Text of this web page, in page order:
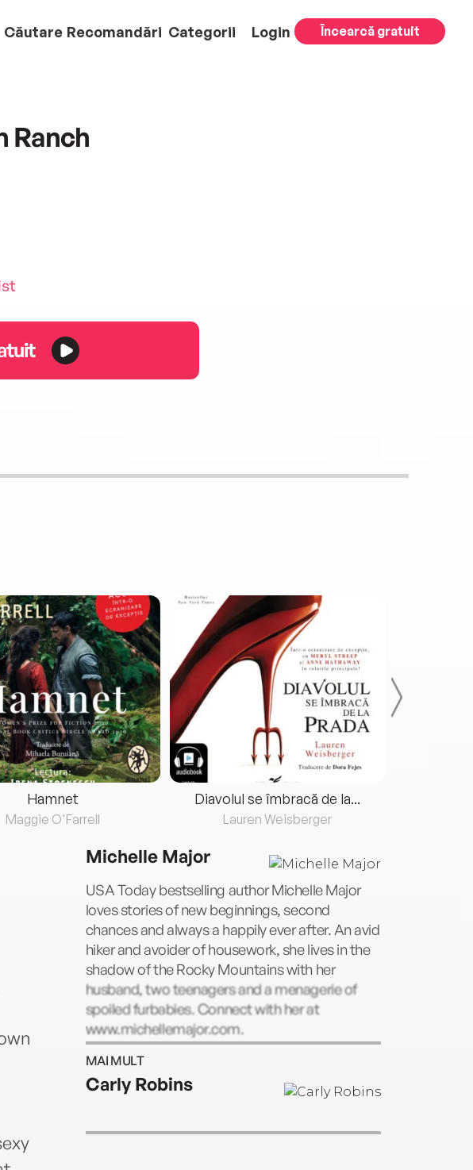
Căutare Recomandări Categorii Login Încearcă gratuit
Ranch
Hamnet
Maggie O'Farrell
Diavolul se îmbracă de la...
Lauren Weisberger
Michelle Major
USA Today bestselling author Michelle Major
loves stories of new beginnings, second
chances and always a happily ever after. An avid
hiker and avoider of housework, she lives in the
shadow of the Rocky Mountains with her
husband, two teenagers and a menagerie of
spoiled furbabies. Connect with her at
www.michellemajor.com.
MAI MULT
Carly Robins